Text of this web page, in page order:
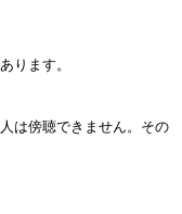
ります。
は傍聴できません。その